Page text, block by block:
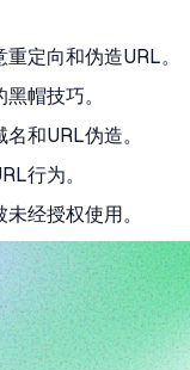
定向和伪造URL。
帽技巧。
和URL伪造。
行为。
经授权使用。